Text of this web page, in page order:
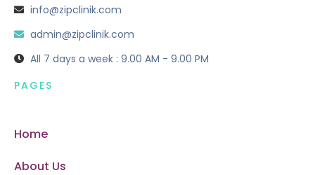
info@zipclinik.com
admin@zipclinik.com
All 7 days a week : 9.00 AM - 9.00 PM
PAGES
Home
About Us